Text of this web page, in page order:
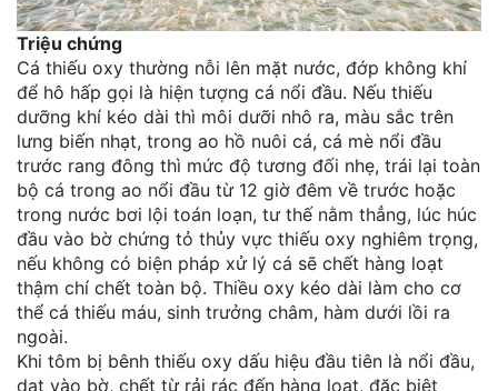
Triệu chứng
Cá thiếu oxy thường nỗi lên mặt nước, đớp không khí
để hô hấp gọi là hiện tượng cá nổi đầu. Nếu thiếu
dưỡng khí kéo dài thì môi dưỡi nhô ra, màu sắc trên
lưng biến nhạt, trong ao hồ nuôi cá, cá mè nổi đầu
trước rang đông thì mức độ tương đối nhẹ, trái lại toàn
bộ cá trong ao nổi đầu từ 12 giờ đêm về trước hoặc
trong nước bơi lội toán loạn, tư thế nằm thẳng, lúc húc
đầu vào bờ chứng tỏ thủy vực thiếu oxy nghiêm trọng,
nếu không có biện pháp xử lý cá sẽ chết hàng loạt
thậm chí chết toàn bộ. Thiều oxy kéo dài làm cho cơ
thể cá thiếu máu, sinh trưởng châm, hàm dưới lồi ra
ngoài.
Khi tôm bị bênh thiếu oxy dấu hiệu đầu tiên là nổi đầu,
dạt vào bờ, chết từ rải rác đến hàng loạt, đăc biệt